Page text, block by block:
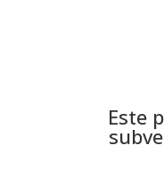
Este